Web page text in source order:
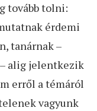
tovább tolni:
érdemi
tanárnak –
alig jelentkezik
erről a témáról
vagyunk